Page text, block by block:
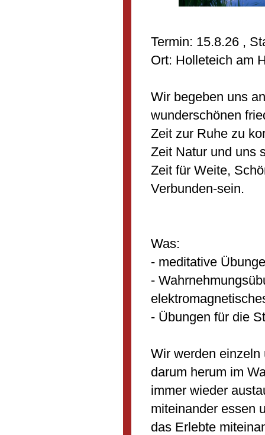
Termin: 15.8.26 ,
Ort: Holleteich am
Wir begeben uns
wunderschönen
Zeit zur Ruhe zu
Zeit Natur und uns
Zeit für Weite,
Verbunden-sein.
Was:
- meditative
-
- Übungen für die
Wir werden einzeln
darum herum im
immer wieder
miteinander essen
das Erlebte